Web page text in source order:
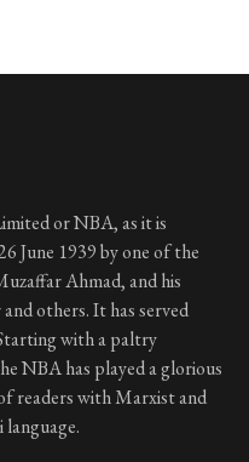
or NBA, as it is
June 1939 by one of the
Ahmad, and his
others. It has served
with a paltry
NBA has played a glorious
readers with Marxist and